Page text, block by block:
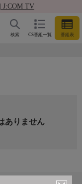
J:COM TV
CS番組一覧 番組表
検索
ありません